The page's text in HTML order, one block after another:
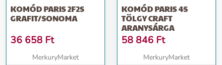
KOMÓD PARIS 2F2S
GRAFIT/SONOMA
36 658 Ft
MerkuryMarket
KOMÓD PARIS 4S
TÖLGY CRAFT
ARANYSÁRGA
58 846 Ft
MerkuryMarket